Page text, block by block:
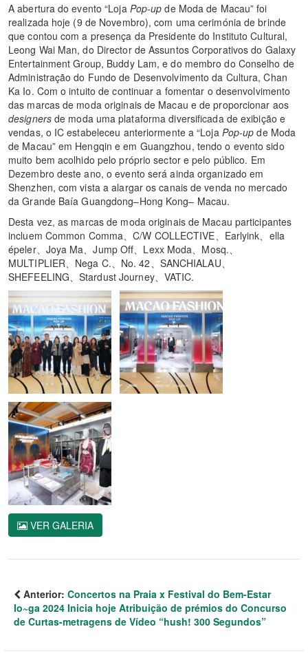
A abertura do evento “Loja Pop-up de Moda de Macau” foi
realizada hoje (9 de Novembro), com uma cerimónia de brinde
que contou com a presença da Presidente do Instituto Cultural,
Leong Wai Man, do Director de Assuntos Corporativos do Galaxy
Entertainment Group, Buddy Lam, e do membro do Conselho de
Administração do Fundo de Desenvolvimento da Cultura, Chan
Ka Io. Com o intuito de continuar a fomentar o desenvolvimento
das marcas de moda originais de Macau e de proporcionar aos
designers de moda uma plataforma diversificada de exibição e
vendas, o IC estabeleceu anteriormente a “Loja Pop-up de Moda
de Macau” em Hengqin e em Guangzhou, tendo o evento sido
muito bem acolhido pelo próprio sector e pelo público. Em
Dezembro deste ano, o evento será ainda organizado em
Shenzhen, com vista a alargar os canais de venda no mercado
da Grande Baía Guangdong–Hong Kong– Macau.
Desta vez, as marcas de moda originais de Macau participantes
incluem Common Comma、C/W COLLECTIVE、Earlyink、ella
épeler、Joya Ma、Jump Off、Lexx Moda、Mosq.、
MULTIPLIER、Nega C.、No. 42、SANCHIALAU、
SHEFEELING、Stardust Journey、VATIC.
VER GALERIA
Anterior: Concertos na Praia x Festival do Bem-Estar
Io~ga 2024 Inicia hoje Atribuição de prémios do Concurso
de Curtas-metragens de Vídeo “hush! 300 Segundos”